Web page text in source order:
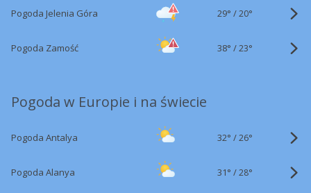
Pogoda Jelenia Góra 29° /20°
Pogoda Zamość 38° /23°
Pogoda w Europie i na świecie
Pogoda Antalya 32° /26°
Pogoda Alanya 31° /28°